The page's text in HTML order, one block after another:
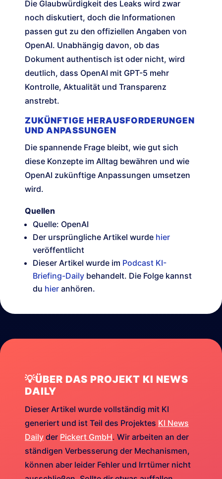
Die Glaubwürdigkeit des Leaks wird zwar
noch diskutiert, doch die Informationen
passen gut zu den offiziellen Angaben von
OpenAI. Unabhängig davon, ob das
Dokument authentisch ist oder nicht, wird
deutlich, dass OpenAI mit GPT-5 mehr
Kontrolle, Aktualität und Transparenz
anstrebt.
ZUKÜNFTIGE HERAUSFORDERUNGEN
UND ANPASSUNGEN
Die spannende Frage bleibt, wie gut sich
diese Konzepte im Alltag bewähren und wie
OpenAI zukünftige Anpassungen umsetzen
wird.
Quellen
Quelle: OpenAI
Der ursprüngliche Artikel wurde hier
veröffentlicht
Dieser Artikel wurde im Podcast KI-
Briefing-Daily behandelt. Die Folge kannst
du hier anhören.
💡ÜBER DAS PROJEKT KI NEWS
DAILY
Dieser Artikel wurde vollständig mit KI
generiert und ist Teil des Projektes KI News
Daily der Pickert GmbH. Wir arbeiten an der
ständigen Verbesserung der Mechanismen,
können aber leider Fehler und Irrtümer nicht